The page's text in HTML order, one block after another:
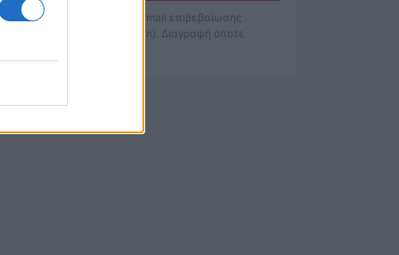
Θα λάβετε email επιβεβαίωσης
(double opt-in). Διαγραφή όποτε